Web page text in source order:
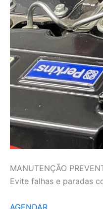
MANUTENÇÃO
Evite falhas e paradas